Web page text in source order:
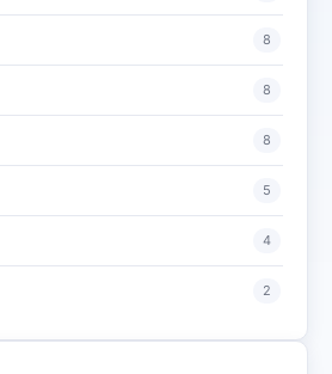
8
8
8
5
4
2